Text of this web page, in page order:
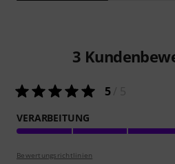
3
5/ 5
VERARBEITUNG
Bewertungsrichtlinien